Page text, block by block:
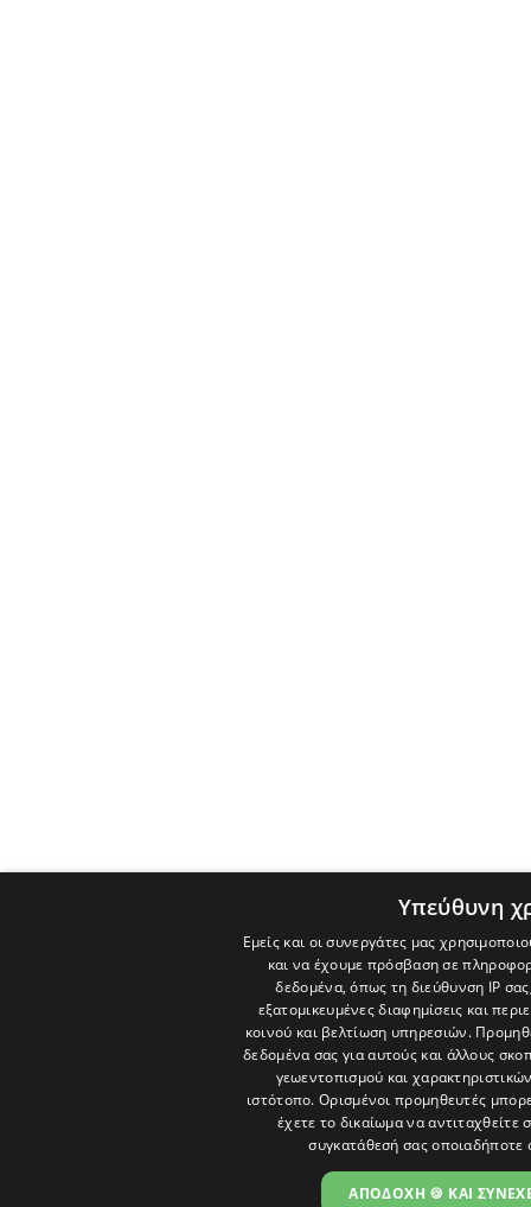
Υπεύθυνη
Εμείς και οι συνεργάτες μας
και να έχουμε πρόσβαση σε
δεδομένα, όπως τη διεύθυνση IP
εξατομικευμένες διαφημίσεις και
κοινού και βελτίωση υπηρεσιών.
δεδομένα σας για αυτούς και άλλους
γεωεντοπισμού και
ιστότοπο. Ορισμένοι προμηθευτές
έχετε το δικαίωμα να αντιταχθείτε
συγκατάθεσή σας οποιαδήποτε
ΑΠΟΔΟΧΗ 🍪 ΚΑΙ